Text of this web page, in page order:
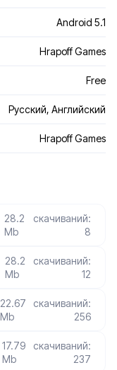
Android 5.1
Hrapoff Games
Free
Русский, Английский
Hrapoff Games
28.2
Mb
скачиваний:
8
28.2
Mb
скачиваний:
12
22.67
Mb
скачиваний:
256
17.79
Mb
скачиваний:
237